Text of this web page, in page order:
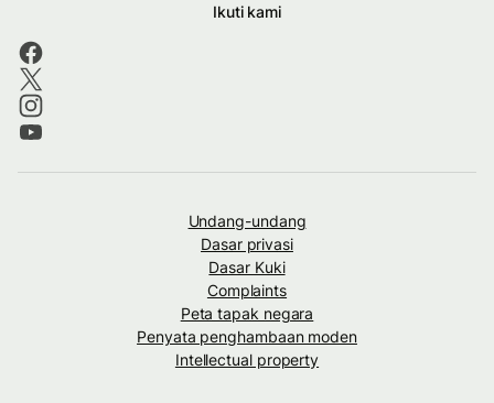
Ikuti kami
Undang-undang
Dasar privasi
Dasar Kuki
Complaints
Peta tapak negara
Penyata penghambaan moden
Intellectual property